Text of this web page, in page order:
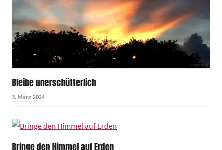
Bleibe unerschütterlich
3. März 2024
Bringe den Himmel auf Erden